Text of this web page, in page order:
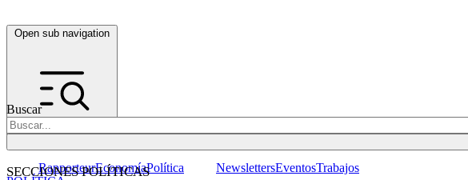
Open sub navigation
Buscar
SECCIONES POLÍTICAS
RapporteurEconomíaPolítica NewslettersEventosTrabajos